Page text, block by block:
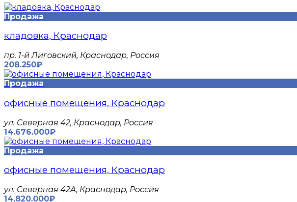
Продажа
кладовка, Краснодар
пр. 1-й Лиговский, Краснодар, Россия
208.250₽
Продажа
офисные помещения, Краснодар
ул. Северная 42, Краснодар, Россия
14.676.000₽
Продажа
офисные помещения, Краснодар
ул. Северная 42А, Краснодар, Россия
14.820.000₽